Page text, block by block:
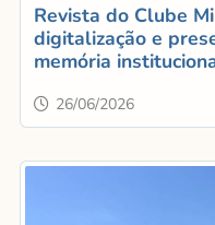
Revista do Clube
digitalização e
memória
26/06/2026